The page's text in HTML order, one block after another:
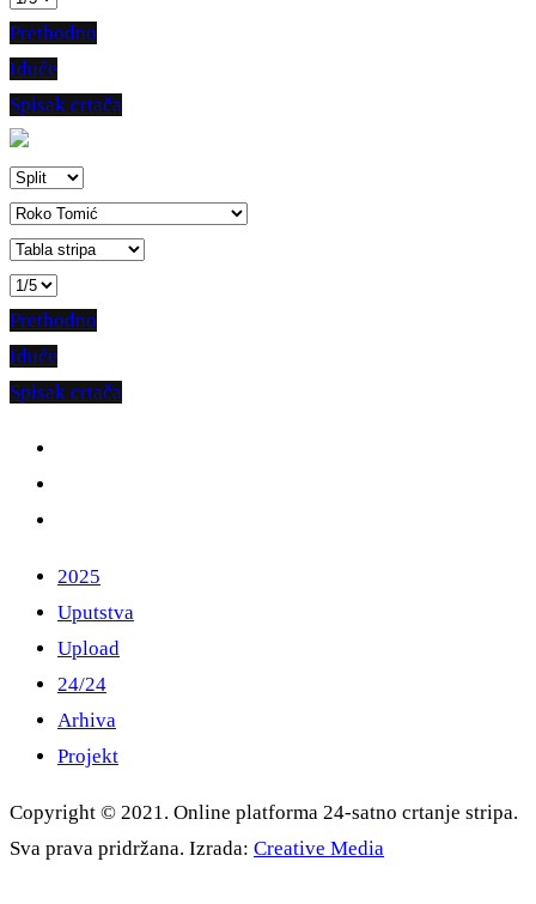
Prethodno
Iduće
Spisak crtača
Prethodno
Iduće
Spisak crtača
2025
Uputstva
Upload
24/24
Arhiva
Projekt
Copyright © 2021. Online platforma 24-satno crtanje stripa.
Sva prava pridržana. Izrada: Creative Media